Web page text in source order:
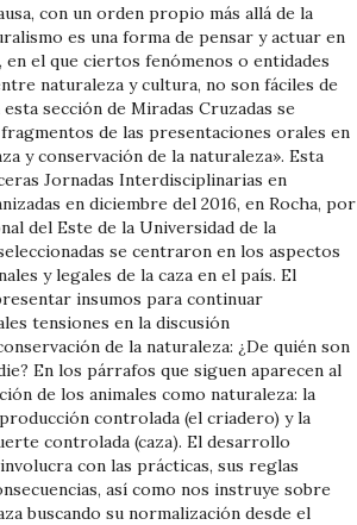
con un orden propio más allá de la
es una forma de pensar y actuar en
el que ciertos fenómenos o entidades
naturaleza y cultura, no son fáciles de
sección de Miradas Cruzadas se
de las presentaciones orales en
y conservación de la naturaleza». Esta
Jornadas Interdisciplinarias en
en diciembre del 2016, en Rocha, por
del Este de la Universidad de la
se centraron en los aspectos
y legales de la caza en el país. El
insumos para continuar
tensiones en la discusión
de la naturaleza: ¿De quién son
En los párrafos que siguen aparecen al
de los animales como naturaleza: la
controlada (el criadero) y la
controlada (caza). El desarrollo
con las prácticas, sus reglas
así como nos instruye sobre
buscando su normalización desde el